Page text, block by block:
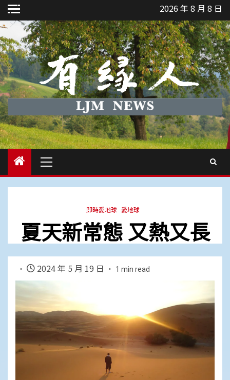
Skip
to
content
2026 年 8 月 8 日
Menu
即時愛地球 愛地球
夏天新常態 又熱又長
2024 年 5 月 19 日 1 min read